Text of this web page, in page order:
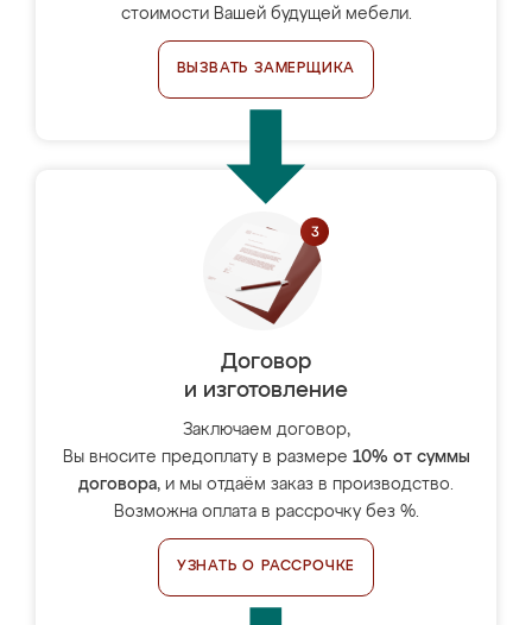
стоимости Вашей будущей мебели.
ВЫЗВАТЬ ЗАМЕРЩИКА
Договор
и изготовление
Заключаем договор,
Вы вносите предоплату в размере 10% от суммы
договора, и мы отдаём заказ в производство.
Возможна оплата в рассрочку без %.
УЗНАТЬ О РАССРОЧКЕ